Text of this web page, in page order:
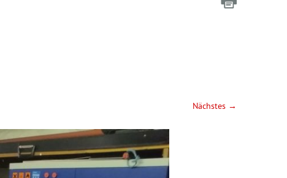
Nächstes →